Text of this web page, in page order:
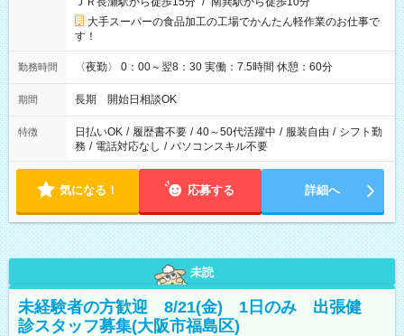
大手スーパーの食品加工の工場でかんたん軽作業のお仕事で
す！
勤務時間 〈夜勤〉 0：00～翌8：30 実働：7.5時間 休憩：60分
期間 長期 開始日相談OK
特徴 日払いOK / 履歴書不要 / 40～50代活躍中 / 服装自由 / シフト勤
務 / 電話対応なし / パソコンスキル不要
気になる！ 応募する 詳細へ
未読
未経験者の方歓迎 8/21(金) 1日のみ 出張健
診スタッフ募集(大阪市福島区)